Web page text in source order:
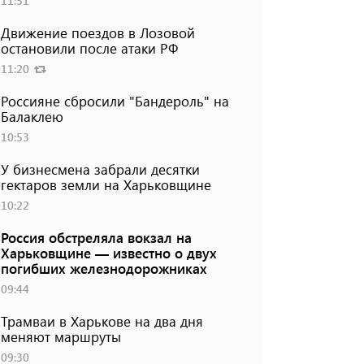
Движение поездов в Лозовой
остановили после атаки РФ
11:20
Россияне сбросили "Бандероль" на
Балаклею
10:53
У бизнесмена забрали десятки
гектаров земли на Харьковщине
10:22
Россия обстреляла вокзал на
Харьковщине — известно о двух
погибших железнодорожниках
09:44
Трамваи в Харькове на два дня
меняют маршруты
09:30